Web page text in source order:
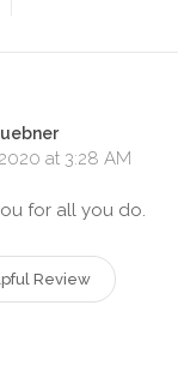
at 3:28 AM
for all you do.
Review